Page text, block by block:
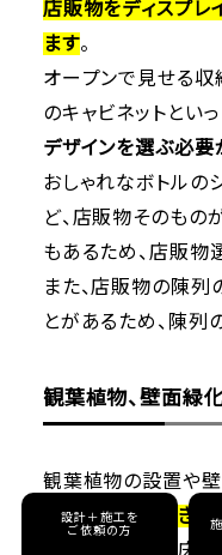
店販物をディスプレ
ます。
オープンで見せる収
のキャビネットとい
デザインを選ぶ必要
おしゃれなボトルの
ど、店販物そのもの
もあるため、店販物
また、店販物の陳
とがあるため、陳列
観葉植物、壁面緑
観葉植物の設置や壁
の癒しを提供できま
設計＋施工を
ご依頼の方